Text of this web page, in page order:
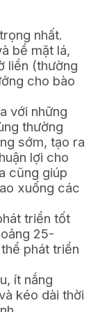
nhất.
bề mặt lá,
liền (thường
cho bào
với những
thường
sớm, tạo ra
lợi cho
cũng giúp
xuống các
triển tốt
25-
phát triển
ít nắng
kéo dài thời